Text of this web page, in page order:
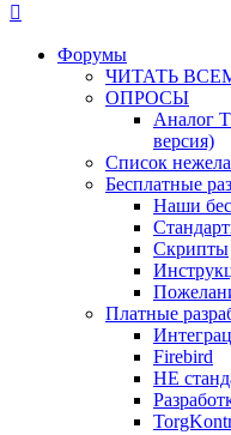
Форумы
ЧИТАТЬ
ОПРОСЫ
Аналог
версия)
Список
Бесплатные
Наши
Скрипты
Платные
Firebird
НЕ